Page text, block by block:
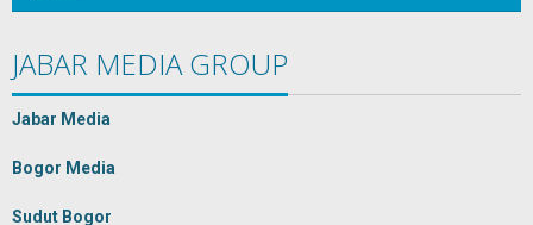
JABAR MEDIA GROUP
Jabar Media
Bogor Media
Sudut Bogor